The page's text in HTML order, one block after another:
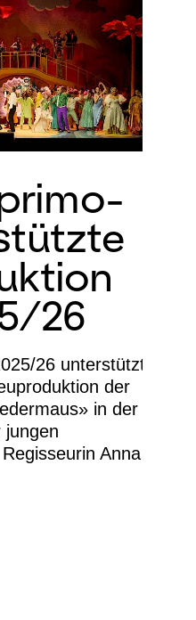
26
26 unterstützt
der
in der
jungen
Anna